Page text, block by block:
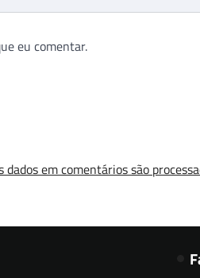
eu comentar.
dados em comentários são